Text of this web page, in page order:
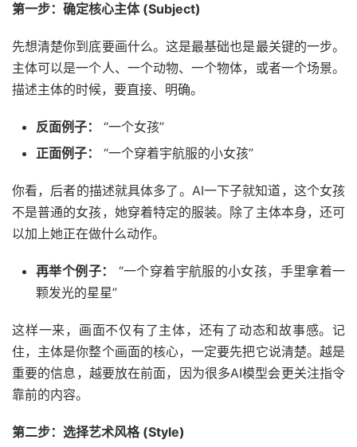
第一步：确定核心主体 (Subject)
先想清楚你到底要画什么。这是最基础也是最关键的一步。
主体可以是一个人、一个动物、一个物体，或者一个场景。
描述主体的时候，要直接、明确。
反面例子：
“一个女孩”
正面例子：
“一个穿着宇航服的小女孩”
你看，后者的描述就具体多了。AI一下子就知道，这个女孩
不是普通的女孩，她穿着特定的服装。除了主体本身，还可
以加上她正在做什么动作。
再举个例子：
“一个穿着宇航服的小女孩，手里拿着一
颗发光的星星”
这样一来，画面不仅有了主体，还有了动态和故事感。记
住，主体是你整个画面的核心，一定要先把它说清楚。越是
重要的信息，越要放在前面，因为很多AI模型会更关注指令
靠前的内容。
第二步：选择艺术风格 (Style)